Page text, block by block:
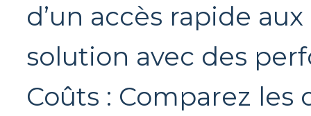
d’un accès rapide
solution avec des
Coûts : Comparez les